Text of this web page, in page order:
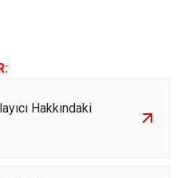
Hakkındaki